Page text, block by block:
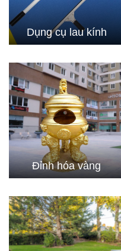
Dụng cụ lau kính
Đỉnh hóa vàng